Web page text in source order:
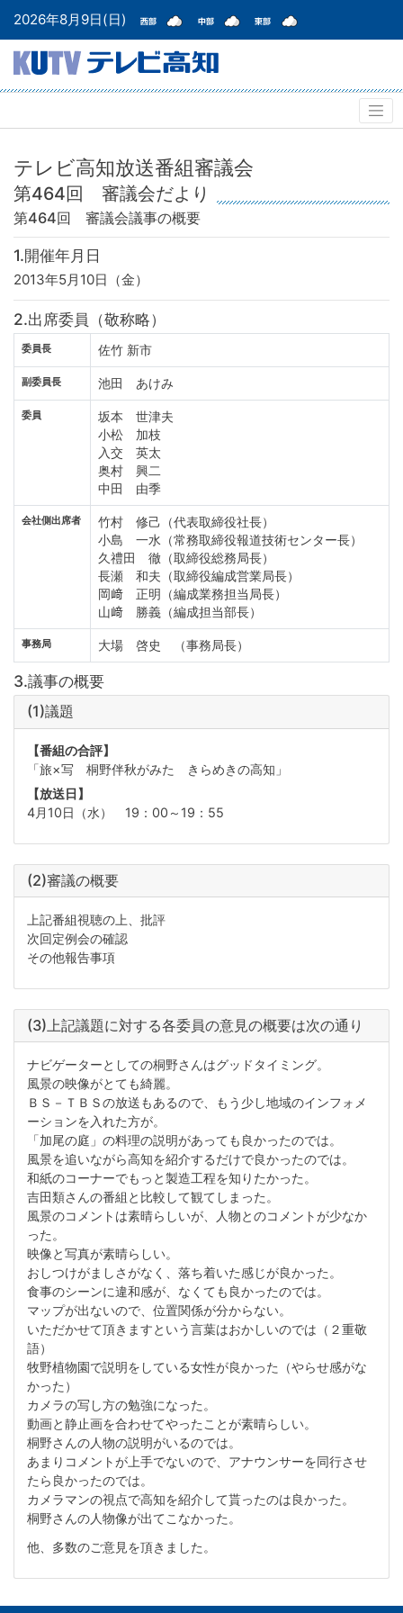
2026年8月9日(日)
テレビ高知放送番組審議会
第464回 審議会だより
第464回 審議会議事の概要
1.開催年月日
2013年5月10日（金）
2.出席委員（敬称略）
委員長 佐竹 新市
副委員長 池田 あけみ
委員
坂本 世津夫
小松 加枝
入交 英太
奥村 興二
中田 由季
会社側出席者
竹村 修己（代表取締役社長）
小島 一水（常務取締役報道技術センター長）
久禮田 徹（取締役総務局長）
長瀬 和夫（取締役編成営業局長）
岡﨑 正明（編成業務担当局長）
山﨑 勝義（編成担当部長）
事務局 大場 啓史 （事務局長）
3.議事の概要
(1)議題
【番組の合評】
「旅×写 桐野伴秋がみた きらめきの高知」
【放送日】
4月10日（水） 19：00～19：55
(2)審議の概要
上記番組視聴の上、批評
次回定例会の確認
その他報告事項
(3)上記議題に対する各委員の意見の概要は次の通り
ナビゲーターとしての桐野さんはグッドタイミング。
風景の映像がとても綺麗。
ＢＳ－ＴＢＳの放送もあるので、もう少し地域のインフォメ
ーションを入れた方が。
「加尾の庭」の料理の説明があっても良かったのでは。
風景を追いながら高知を紹介するだけで良かったのでは。
和紙のコーナーでもっと製造工程を知りたかった。
吉田類さんの番組と比較して観てしまった。
風景のコメントは素晴らしいが、人物とのコメントが少なか
った。
映像と写真が素晴らしい。
おしつけがましさがなく、落ち着いた感じが良かった。
食事のシーンに違和感が、なくても良かったのでは。
マップが出ないので、位置関係が分からない。
いただかせて頂きますという言葉はおかしいのでは（２重敬
語）
牧野植物園で説明をしている女性が良かった（やらせ感がな
かった）
カメラの写し方の勉強になった。
動画と静止画を合わせてやったことが素晴らしい。
桐野さんの人物の説明がいるのでは。
あまりコメントが上手でないので、アナウンサーを同行させ
たら良かったのでは。
カメラマンの視点で高知を紹介して貰ったのは良かった。
桐野さんの人物像が出てこなかった。
他、多数のご意見を頂きました。